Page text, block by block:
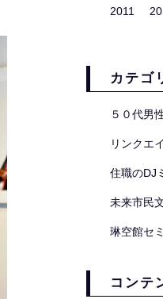
2011
カテゴ
５０代男
リンクエ
住職のDJ
未来市民
琳空館セ
コンテ